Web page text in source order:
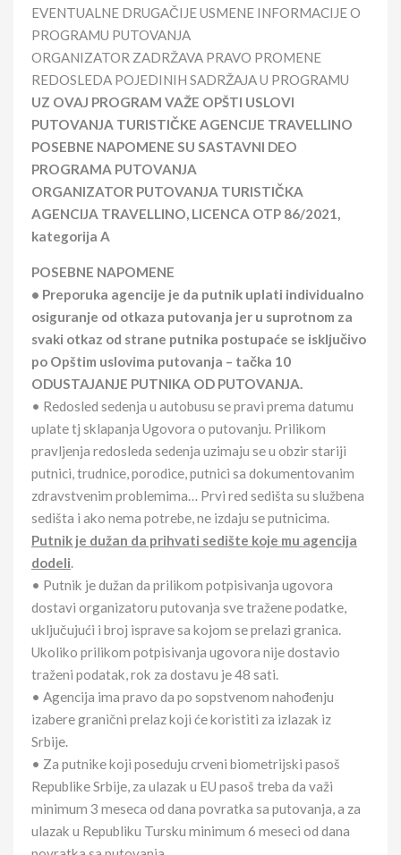
EVENTUALNE DRUGAČIJE USMENE INFORMACIJE O
PROGRAMU PUTOVANJA
ORGANIZATOR ZADRŽAVA PRAVO PROMENE
REDOSLEDA POJEDINIH SADRŽAJA U PROGRAMU
UZ OVAJ PROGRAM VAŽE OPŠTI USLOVI
PUTOVANJA TURISTIČKE AGENCIJE TRAVELLINO
POSEBNE NAPOMENE SU SASTAVNI DEO
PROGRAMA PUTOVANJA
ORGANIZATOR PUTOVANJA TURISTIČKA
AGENCIJA TRAVELLINO, LICENCA OTP 86/2021,
kategorija A
POSEBNE NAPOMENE
• Preporuka agencije je da putnik uplati individualno
osiguranje od otkaza putovanja jer u suprotnom za
svaki otkaz od strane putnika postupaće se isključivo
po Opštim uslovima putovanja – tačka 10
ODUSTAJANJE PUTNIKA OD PUTOVANJA.
• Redosled sedenja u autobusu se pravi prema datumu
uplate tj sklapanja Ugovora o putovanju. Prilikom
pravljenja redosleda sedenja uzimaju se u obzir stariji
putnici, trudnice, porodice, putnici sa dokumentovanim
zdravstvenim problemima… Prvi red sedišta su službena
sedišta i ako nema potrebe, ne izdaju se putnicima.
Putnik je dužan da prihvati sedište koje mu agencija
dodeli.
• Putnik je dužan da prilikom potpisivanja ugovora
dostavi organizatoru putovanja sve tražene podatke,
uključujući i broj isprave sa kojom se prelazi granica.
Ukoliko prilikom potpisivanja ugovora nije dostavio
traženi podatak, rok za dostavu je 48 sati.
• Agencija ima pravo da po sopstvenom nahođenju
izabere granični prelaz koji će koristiti za izlazak iz
Srbije.
• Za putnike koji poseduju crveni biometrijski pasoš
Republike Srbije, za ulazak u EU pasoš treba da važi
minimum 3 meseca od dana povratka sa putovanja, a za
ulazak u Republiku Tursku minimum 6 meseci od dana